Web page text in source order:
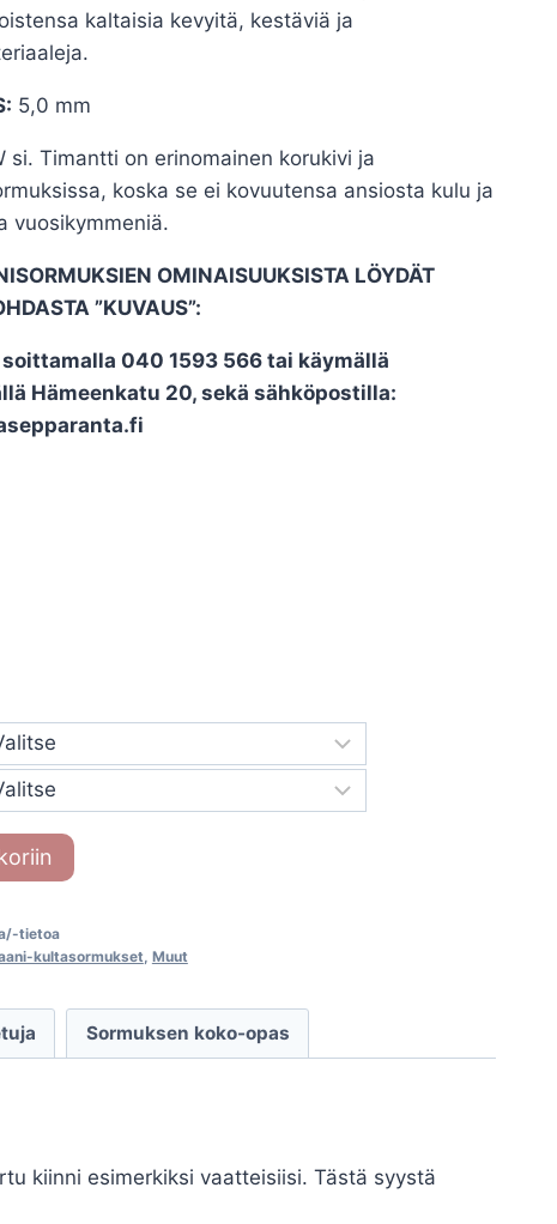
kaltaisia kevyitä, kestäviä ja
5,0 mm
si. Timantti on erinomainen korukivi ja
koska se ei kovuutensa ansiosta kulu ja
vuosikymmeniä.
OMINAISUUKSISTA LÖYDÄT
”KUVAUS”:
040 1593 566 tai käymällä
Hämeenkatu 20, sekä sähköpostilla:
tietoa
kultasormukset, Muut
Sormuksen koko-opas
kiinni esimerkiksi vaatteisiisi. Tästä syystä